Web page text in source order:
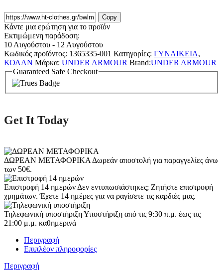
Copy
Κάντε μια ερώτηση για το προϊόν
Εκτιμώμενη παράδοση:
10 Αυγούστου - 12 Αυγούστου
Κωδικός προϊόντος: 1365335-001 Κατηγορίες: ΓΥΝΑΙΚΕΙΑ,
ΚΟΛΑΝ Μάρκα: UNDER ARMOUR Brand:UNDER ARMOUR
Guaranteed Safe Checkout
Get It Today
ΔΩΡΕΑΝ ΜΕΤΑΦΟΡΙΚΑ Δωρεάν αποστολή για παραγγελίες άνω
των 50€.
Επιστροφή 14 ημερών Δεν εντυπωσιάστηκες; Ζητήστε επιστροφή
χρημάτων. Έχετε 14 ημέρες για να ραγίσετε τις καρδιές μας.
Τηλεφωνική υποστήριξηΥποστήριξη από τις 9:30 π.μ. έως τις
21:00 μ.μ. καθημερινά
Περιγραφή
Επιπλέον πληροφορίες
Περιγραφή